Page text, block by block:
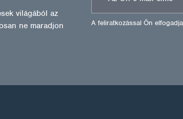
világából az
ne maradjon
A feliratkozással Ön